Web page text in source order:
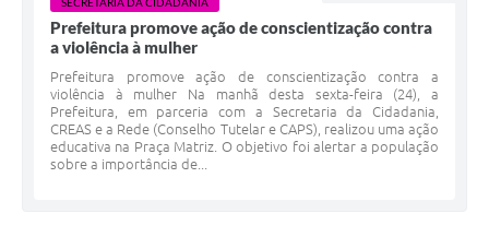
Prefeitura promove ação de conscientização contra
a violência à mulher
Prefeitura promove ação de conscientização contra a
violência à mulher Na manhã desta sexta-feira (24), a
Prefeitura, em parceria com a Secretaria da Cidadania,
CREAS e a Rede (Conselho Tutelar e CAPS), realizou uma ação
educativa na Praça Matriz. O objetivo foi alertar a população
sobre a importância de...